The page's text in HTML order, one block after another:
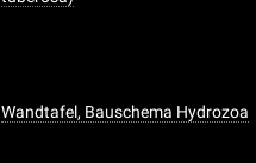
Wandtafel, Bauschema Hydrozoa